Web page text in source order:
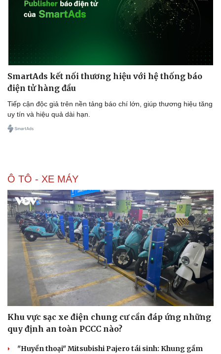
Doanh nghiệp
Thông tin doanh nghiệp
Doanh nghiệp 24h
Doanh nhân
Vì cộng đồng
Trải nghiệm
SmartAds kết nối thương hiệu với hệ thống báo
điện tử hàng đầu
Tiếp cận độc giả trên nền tảng báo chí lớn, giúp thương hiệu tăng
uy tín và hiệu quả dài hạn.
Ô TÔ - XE MÁY
Khu vực sạc xe điện chung cư cần đáp ứng những
quy định an toàn PCCC nào?
"Huyền thoại" Mitsubishi Pajero tái sinh: Khung gầm